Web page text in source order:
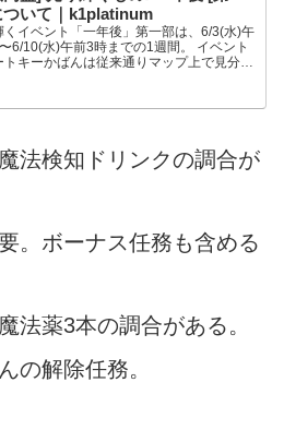
ついて｜k1platinum
くイベント「一年後」第一部は、6/3(水)午
6/10(水)午前3時までの1週間。 イベント
トキーかばんは従来通りマップ上で見分け
法検知ドリンクの調合が
。ボーナス任務も含める
法薬3本の調合がある。
の解除任務。